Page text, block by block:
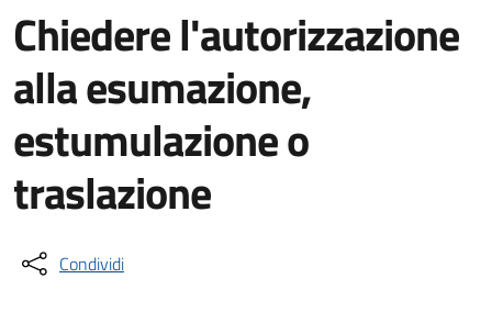
Chiedere l'autorizzazione
alla esumazione,
estumulazione o
traslazione
Condividi